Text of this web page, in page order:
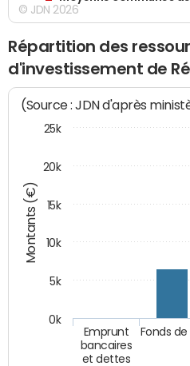
© JDN 2026
Répartition des
d'investissement de
Montants (€)
(Source : JDN d'après
Emprunt
bancaires
et dettes
Fonds
0k
5k
10k
15k
20k
25k